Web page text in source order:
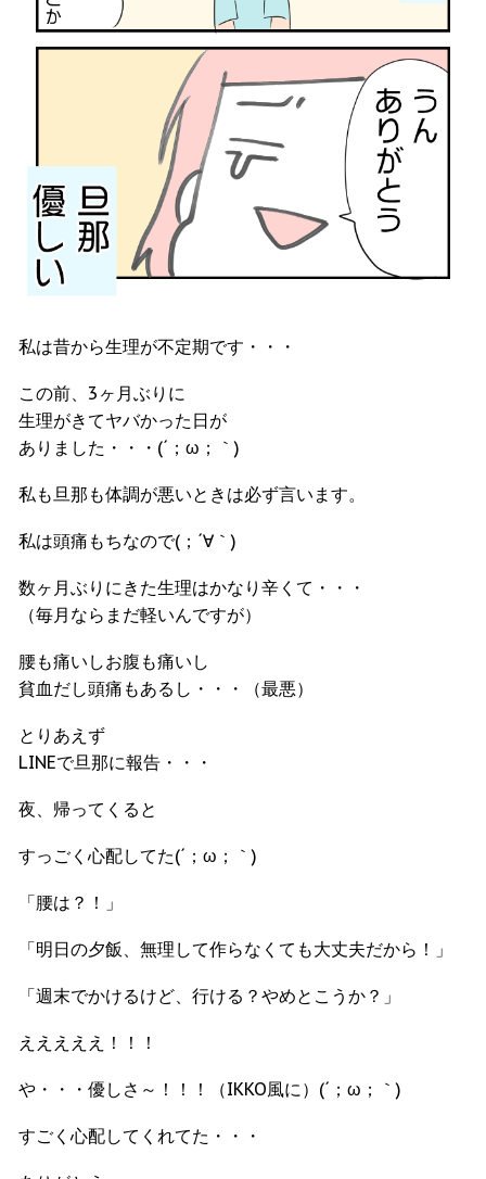
私は昔から生理が不定期です・・・
この前、3ヶ月ぶりに
生理がきてヤバかった日が
ありました・・・(´；ω；｀)
私も旦那も体調が悪いときは必ず言います。
私は頭痛もちなので(；´∀｀)
数ヶ月ぶりにきた生理はかなり辛くて・・・
（毎月ならまだ軽いんですが）
腰も痛いしお腹も痛いし
貧血だし頭痛もあるし・・・（最悪）
とりあえず
LINEで旦那に報告・・・
夜、帰ってくると
すっごく心配してた(´；ω；｀)
「腰は？！」
「明日の夕飯、無理して作らなくても大丈夫だから！」
「週末でかけるけど、行ける？やめとこうか？」
えええええ！！！
や・・・優しさ～！！！（IKKO風に）(´；ω；｀)
すごく心配してくれてた・・・